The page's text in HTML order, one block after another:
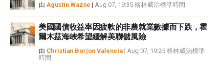
由 Agustin Wazne | Aug 07, 19:35 格林威治標準時間
美國國債收益率因疲軟的非農就業數據而下跌，霍
爾木茲海峽希望緩解美聯儲風險
由 Christian Borjon Valencia | Aug 07, 19:25 格林威治標準
時間